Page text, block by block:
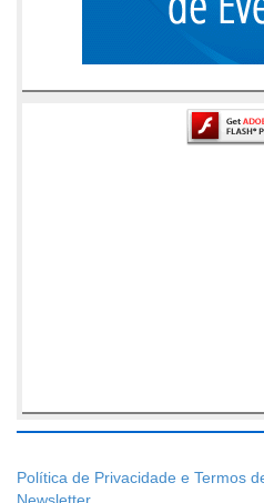
Política de Privacidade e Termos